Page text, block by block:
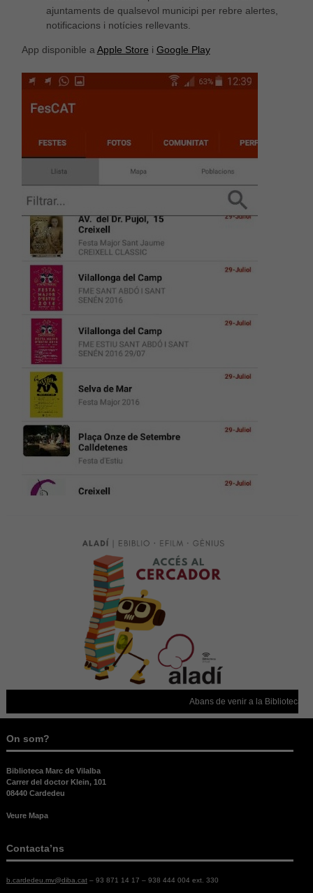
ajuntaments de qualsevol municipi per rebre alertes,
notificacions i notícies rellevants.
App disponible a Apple Store i Google Play
Abans de venir a la Biblioteca,
On som?
Biblioteca Marc de Vilalba
Carrer del doctor Klein, 101
08440 Cardedeu
Veure Mapa
Contacta’ns
b.cardedeu.mv@diba.cat– 93 871 14 17 – 938 444 004 ext. 330
Necessàries
Aquestes
necessàries
per al bon
funcionament
web.
Estadístiques
la nostra web
nostre lloc
el millor